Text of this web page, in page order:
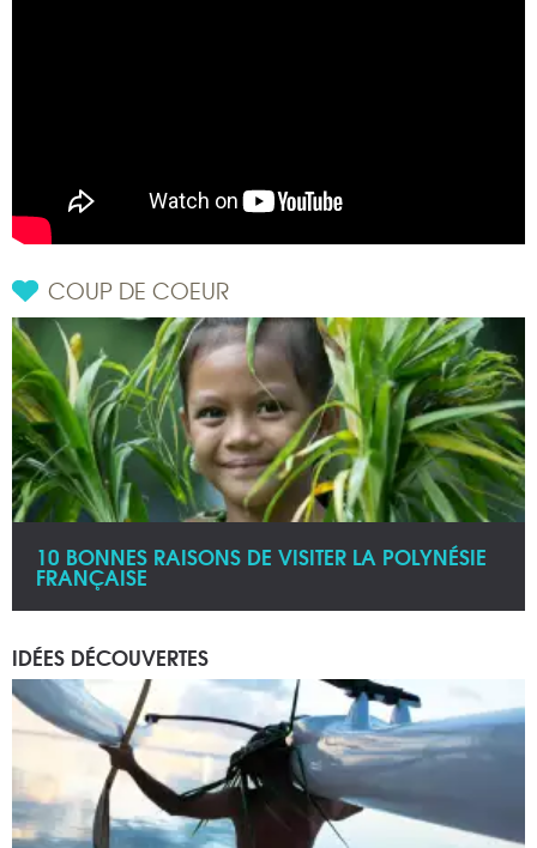
COUP DE COEUR
10 BONNES RAISONS DE VISITER LA POLYNÉSIE
FRANÇAISE
IDÉES DÉCOUVERTES